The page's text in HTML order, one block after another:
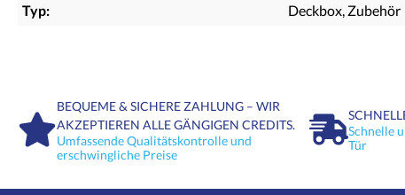
Typ:
Deckbox , Zubehör
BEQUEME & SICHERE ZAHLUNG – WIR
AKZEPTIEREN ALLE GÄNGIGEN CREDITS.
Umfassende Qualitätskontrolle und
erschwingliche Preise
Schnelle
Tür